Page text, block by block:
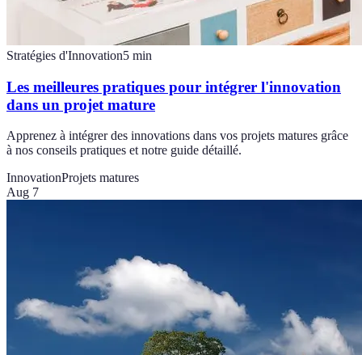
Stratégies d'Innovation5 min
Les meilleures pratiques pour intégrer l'innovation
dans un projet mature
Apprenez à intégrer des innovations dans vos projets matures grâce
à nos conseils pratiques et notre guide détaillé.
InnovationProjets matures
Aug 7